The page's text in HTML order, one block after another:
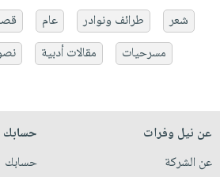
شعر
طرائف ونوادر عام
مسرحيات
مقالات أدبية
عن نيل وفرات
عن الشركة
حسابك
حسابك